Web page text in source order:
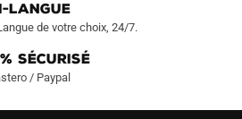
LANGUE
de votre choix, 24/7.
Sécurisé
/ Paypal